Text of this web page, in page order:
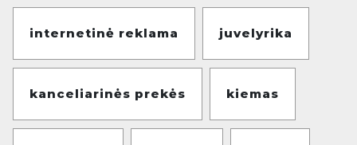
internetinė reklama juvelyrika
kanceliarinės prekės kiemas